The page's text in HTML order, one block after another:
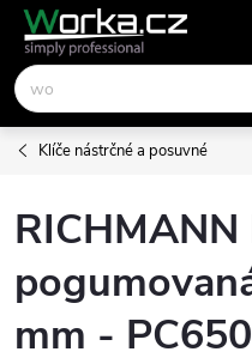
Přejít
obsah
Klíče nástrčné a posuvné
mm -